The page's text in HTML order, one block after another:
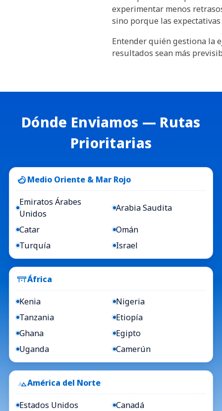
experimentar menos
sino porque las
Entender quién gestiona la
resultados sean más
Dónde Enviamos — Rutas
Prioritarias
Medio Oriente & Mar Rojo
Emiratos Árabes
Unidos
Arabia Saudita
Catar
Omán
Turquía
Israel
África
Kenia
Nigeria
Tanzania
Etiopía
Ghana
Egipto
Uganda
Camerún
América del Norte
Estados Unidos
Canadá